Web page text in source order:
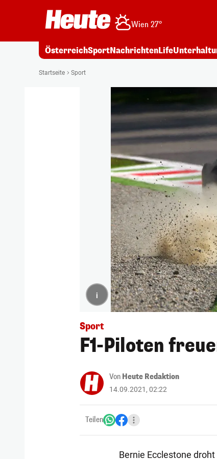
Wien 27°
ÖsterreichSportNachrichtenLife
Startseite Sport
i
Sport
F1-Piloten
Von Heute Redaktion
14.09.2021, 02:22
Teilen
Bernie Ecclestone